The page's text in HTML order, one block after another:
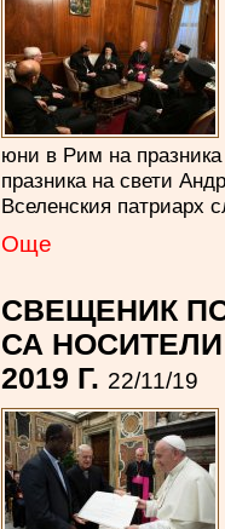
юни в Рим на
празника на свети
Вселенския патриарх
Oще
СВЕЩЕНИК
СА НОСИТЕЛИ
2019 Г. 22/11/19